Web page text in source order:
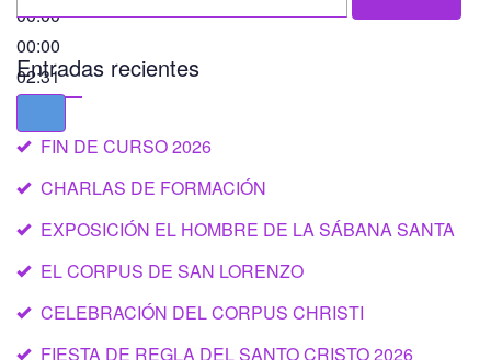
00:00
00:00
02:31
Entradas recientes
FIN DE CURSO 2026
CHARLAS DE FORMACIÓN
EXPOSICIÓN EL HOMBRE DE LA SÁBANA SANTA
EL CORPUS DE SAN LORENZO
CELEBRACIÓN DEL CORPUS CHRISTI
FIESTA DE REGLA DEL SANTO CRISTO 2026